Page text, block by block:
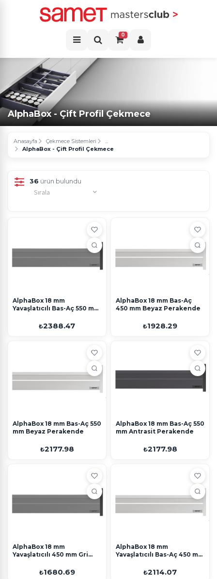
0
AlphaBox - Çift Profil Çekmece
Anasayfa Çekmece Sistemleri
...
AlphaBox - Çift Profil Çekmece
36 ürün bulundu
Sırala
AlphaBox 18 mm
Yavaşlatıcılı Bas-Aç 550 mm
₺2388.47
AlphaBox 18 mm Bas-Aç
450 mm Beyaz Perakende
₺1928.29
AlphaBox 18 mm Bas-Aç 550
mm Beyaz Perakende
₺2177.98
AlphaBox 18 mm Bas-Aç 550
mm Antrasit Perakende
₺2177.98
AlphaBox 18 mm
Yavaşlatıcılı 450 mm Gri
₺1680.69
AlphaBox 18 mm
Yavaşlatıcılı Bas-Aç 450 mm
₺2114.07